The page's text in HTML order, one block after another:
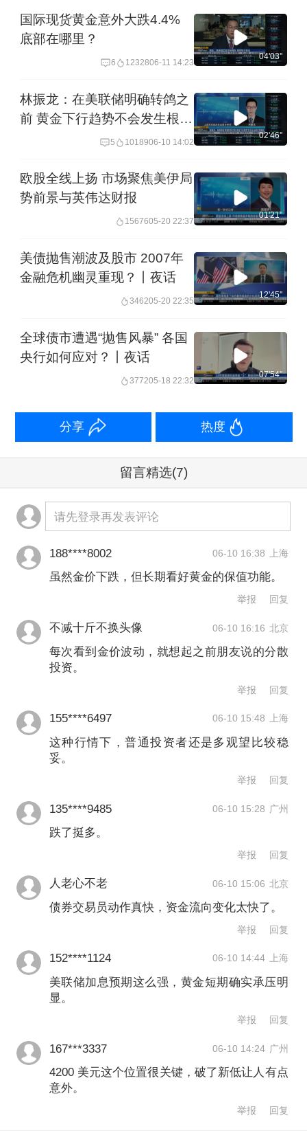
国际现货黄金意外大跌4.4%
底部在哪里？
6 1232806-11 14:23
04'03''
林振龙：在美联储明确转鸽之
前 黄金下行趋势不会发生根本
5 1018906-10 14:02
02'46''
欧股全线上扬 市场聚焦美伊局
势前景与英伟达财报
1567605-20 22:37
01'21''
美债抛售潮波及股市 2007年
金融危机幽灵重现？丨夜话
346205-20 22:35
12'45''
全球债市遭遇“抛售风暴” 各国
央行如何应对？丨夜话
377205-18 22:32
07'54''
分享 热度
留言精选(7)
请先登录再发表评论
188****8002 06-10 16:38 上海
虽然金价下跌，但长期看好黄金的保值功能。
举报 回复
不减十斤不换头像 06-10 16:16 北京
每次看到金价波动，就想起之前朋友说的分散
投资。
举报 回复
155****6497 06-10 15:48 上海
这种行情下，普通投资者还是多观望比较稳
妥。
举报 回复
135****9485 06-10 15:28 广州
跌了挺多。
举报 回复
人老心不老 06-10 15:06 北京
债券交易员动作真快，资金流向变化太快了。
举报 回复
152****1124 06-10 14:44 上海
美联储加息预期这么强，黄金短期确实承压明
显。
举报 回复
167***3337 06-10 14:24 广州
4200 美元这个位置很关键，破了新低让人有点
意外。
举报 回复